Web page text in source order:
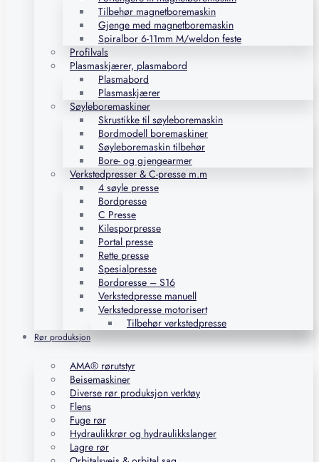
Tilbehør magnetboremaskin
Gjenge med magnetboremaskin
Spiralbor 6-11mm M/weldon feste
Profilvals
Plasmaskjærer, plasmabord
Plasmabord
Plasmaskjærer
Søyleboremaskiner
Skrustikke til søyleboremaskin
Bordmodell boremaskiner
Søyleboremaskin tilbehør
Bore- og gjengearmer
Verkstedpresser & C-presse m.m
4 søyle presse
Bordpresse
C Presse
Kilesporpresse
Portal presse
Rette presse
Spesialpresse
Bordpresse – S16
Verkstedpresse manuell
Verkstedpresse motorisert
Tilbehør verkstedpresse
Rør produksjon
AMA® rørutstyr
Beisemaskiner
Diverse rør produksjon verktøy
Flens
Fuge rør
Hydraulikkrør og hydraulikkslanger
Lagre rør